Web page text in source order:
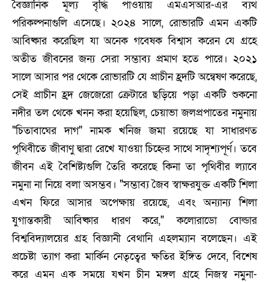
বৈজ্ঞানিক মূল্য বৃদ্ধি পাওয়ায় এমএসআর-এর ব্যর্থ
পরিকল্পনাগুলি এসেছে। ২০২৪ সালে, রোভারটি এমন একটি
আবিষ্কার করেছিল যা অনেক গবেষক বিশ্বাস করেন যে গ্রহে
অতীত জীবনের জন্য সেরা সম্ভাব্য প্রমাণ হতে পারে। ২০২১
সালে আসার পর থেকে রোভারটি যে প্রাচীন হ্রদটি অন্বেষণ করেছে,
সেই প্রাচীন হ্রদ জেজেরো ক্রেটারে ছড়িয়ে পড়া একটি শুকনো
নদীর তল থেকে খনন করা হয়েছিল, চেয়াভা জলপ্রপাতের নমুনায়
"চিতাবাঘের দাগ" নামক খনিজ জমা রয়েছে যা সাধারণত
পৃথিবীতে জীবাণু দ্বারা রেখে যাওয়া চিহ্নের সাথে সাদৃশ্যপূর্ণ। তবে
জীবন এই বৈশিষ্ট্যগুলি তৈরি করেছে কিনা তা পৃথিবীর ল্যাবে
নমুনা না নিয়ে বলা অসম্ভব। "সম্ভাব্য জৈব স্বাক্ষরযুক্ত একটি শিলা
এখন ফিরে আসার অপেক্ষায় রয়েছে, এবং অন্যান্য শিলা
যুগান্তকারী আবিষ্কার ধারণ করে," কলোরাডো বোল্ডার
বিশ্ববিদ্যালয়ের গ্রহ বিজ্ঞানী বেথানি এহলম্যান বলেছেন। এই
প্রচেষ্টা ত্যাগ করা মার্কিন নেতৃত্বের ক্ষতির ইঙ্গিত দেবে, বিশেষ
করে এমন এক সময়ে যখন চীন মঙ্গল গ্রহে নিজস্ব নমুনা-